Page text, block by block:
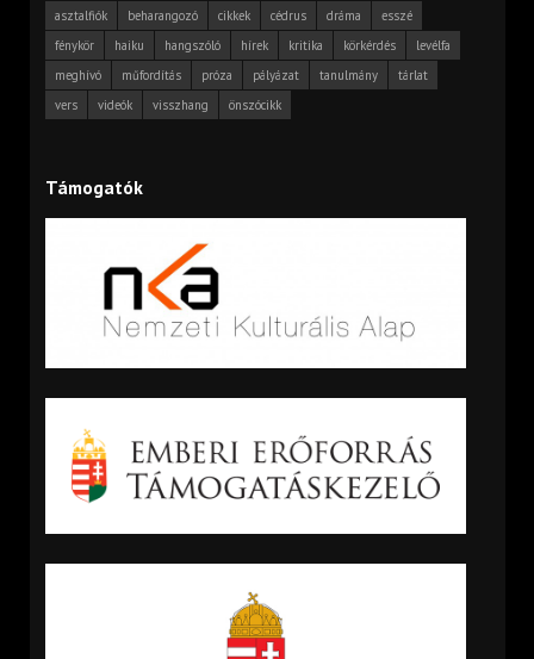
asztalfiók beharangozó cikkek cédrus dráma
esszé
fénykör
haiku hangszóló hírek kritika körkérdés
levélfa
meghívó
műfordítás próza pályázat tanulmány
tárlat
vers
videók visszhang önszócikk
Támogatók